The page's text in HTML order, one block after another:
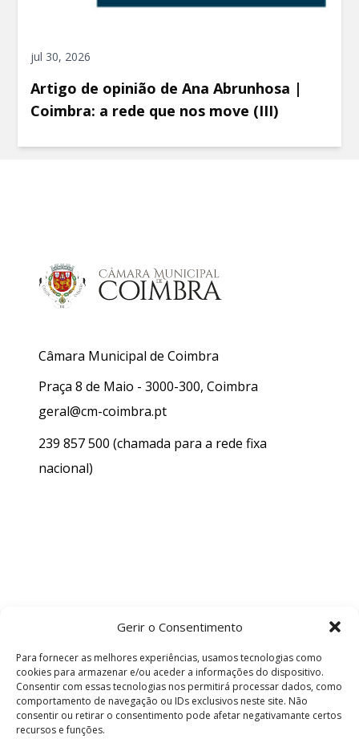
Gerir o Consentimento
Para fornecer as melhores experiências, usamos tecnologias como
cookies para armazenar e/ou aceder a informações do dispositivo.
Consentir com essas tecnologias nos permitirá processar dados, como
comportamento de navegação ou IDs exclusivos neste site. Não
consentir ou retirar o consentimento pode afetar negativamante certos
recursos e funções.
jul 30, 2026
Artigo de opinião de Ana Abrunhosa |
Coimbra: a rede que nos move (III)
Câmara Municipal de Coimbra
Praça 8 de Maio - 3000-300, Coimbra
geral@cm-coimbra.pt
239 857 500 (chamada para a rede fixa
nacional)